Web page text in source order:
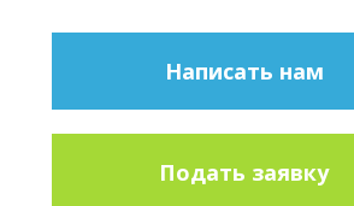
Написать нам
Подать заявку